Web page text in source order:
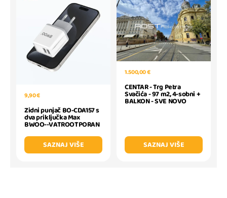
9,90 €
Zidni punjač BO-CDA157 s
dva priključka Max
BWOO--VATROOTPORAN
SAZNAJ VIŠE
1.500,00 €
CENTAR - Trg Petra
Svačića - 97 m2, 4-sobni +
BALKON - SVE NOVO
SAZNAJ VIŠE